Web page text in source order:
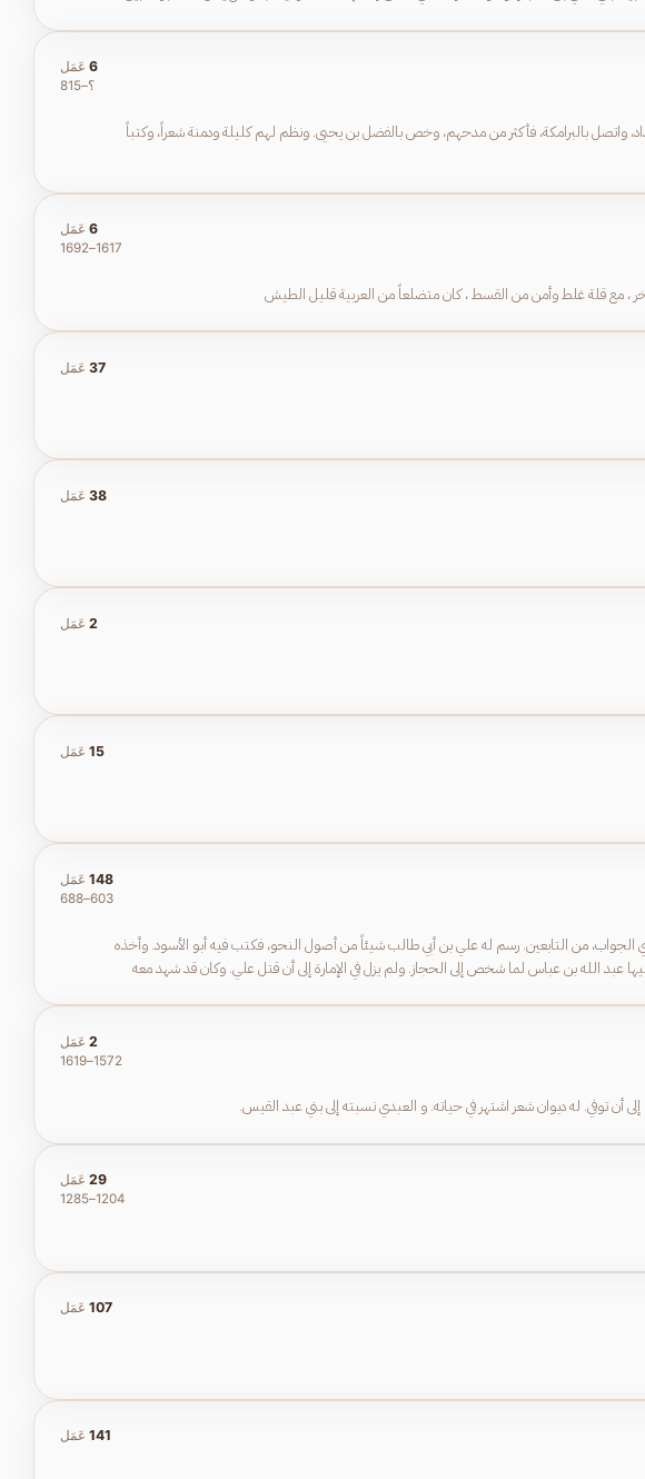
واتصل بالبرامكة، فأكثر من مدحهم، وخص بالفضل بن يحيى. ونظم لهم كليلة ودمنة شعراً، وكتباً
6 عَمَل
؟–815
، مع قلة غلط وأمن من القسط ، كان متضلعاً من العربية قليل الطيش
6 عَمَل
1617–1692
37 عَمَل
38 عَمَل
2 عَمَل
15 عَمَل
الجواب، من التابعين. رسم له علي بن أبي طالب شيئاً من أصول النحو، فكتب فيه أبو الأسود. وأخذه
عبد الله بن عباس لما شخص إلى الحجاز. ولم يزل في الإمارة إلى أن قتل علي. وكان قد شهد معه
148 عَمَل
603–688
إلى بني عبد القيس.
2 عَمَل
1572–1619
29 عَمَل
1204–1285
107 عَمَل
141 عَمَل